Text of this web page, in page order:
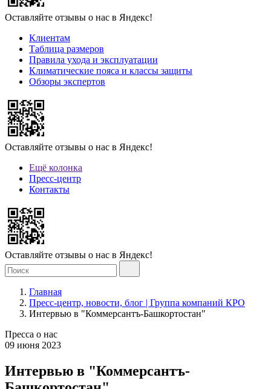
Оставляйте отзывы о нас в Яндекс!
Клиентам
Таблица размеров
Правила ухода и эксплуатации
Климатические пояса и классы защиты
Обзоры экспертов
Оставляйте отзывы о нас в Яндекс!
Ещё колонка
Пресс-центр
Контакты
Оставляйте отзывы о нас в Яндекс!
Главная
Пресс-центр, новости, блог | Группа компаний КРО
Интервью в "Коммерсантъ-Башкортостан"
Пресса о нас
09 июня 2023
Интервью в "Коммерсантъ-